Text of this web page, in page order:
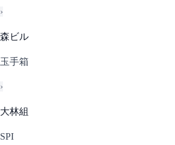
›
森ビル
玉手箱
›
大林組
SPI